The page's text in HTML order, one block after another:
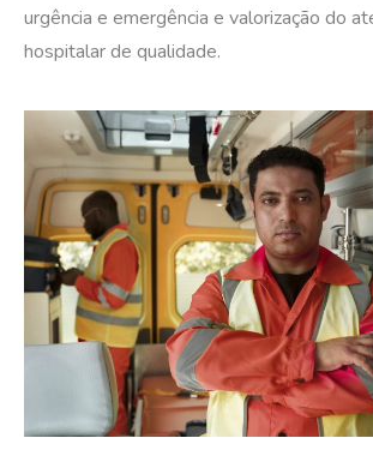
urgência e emergência e valorização do
hospitalar de qualidade.